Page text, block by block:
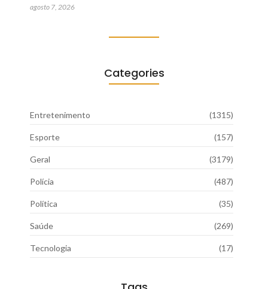
agosto 7, 2026
Categories
Entretenimento (1315)
Esporte (157)
Geral (3179)
Polícia (487)
Política (35)
Saúde (269)
Tecnologia (17)